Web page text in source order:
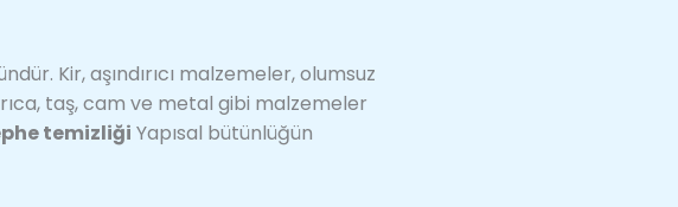
Kir, aşındırıcı malzemeler, olumsuz
taş, cam ve metal gibi malzemeler
temizliği Yapısal bütünlüğün